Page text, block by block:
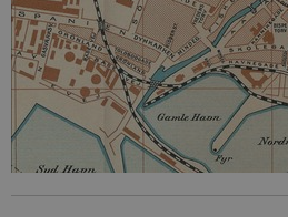
JSESSIONID
.nr-